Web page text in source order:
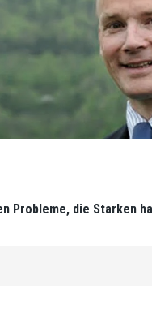
Probleme, die Starken